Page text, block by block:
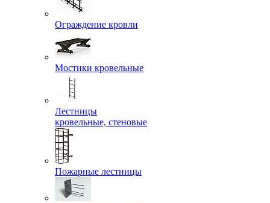
Ограждение кровли
Мостики кровельные
Лестницы
кровельные, стеновые
Пожарные лестницы